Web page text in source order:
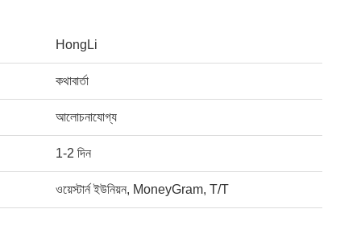
HongLi
কথাবার্তা
আলোচনাযোগ্য
1-2 দিন
ওয়েস্টার্ন ইউনিয়ন, MoneyGram, T/T